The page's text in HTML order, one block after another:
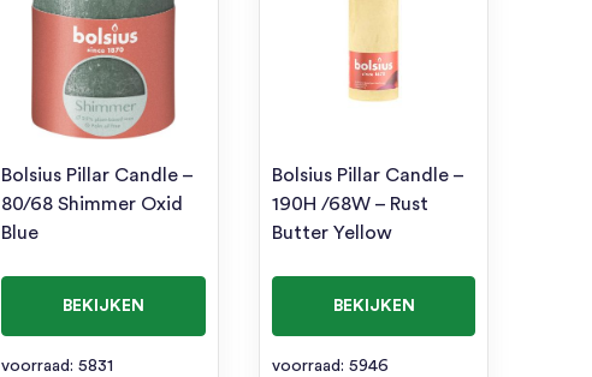
Bolsius Pillar Candle –
80/68 Shimmer Oxid
Blue
BEKIJKEN
voorraad: 5831
Bolsius Pillar Candle –
190H /68W – Rust
Butter Yellow
BEKIJKEN
voorraad: 5946